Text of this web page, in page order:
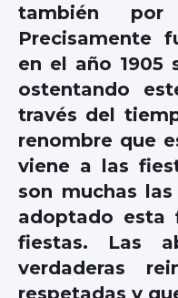
también por
Precisamente
en el año 1905
ostentando
través del
renombre que
viene a las
son muchas
adoptado esta
fiestas. Las
verdaderas
respetadas y